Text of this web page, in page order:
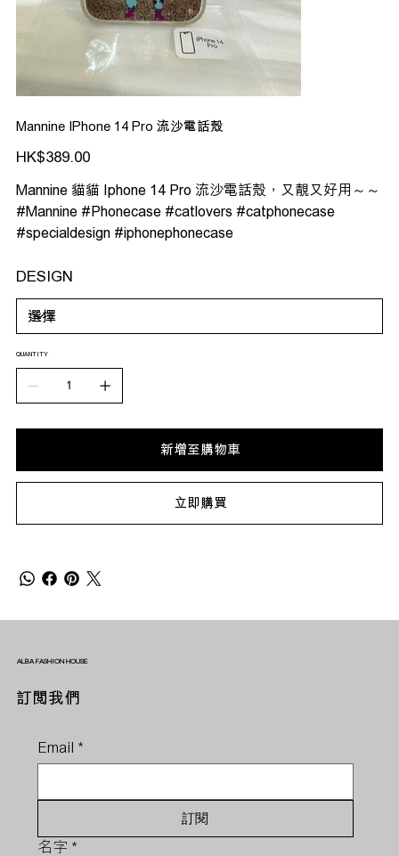
Mannine IPhone 14 Pro 流沙電話殼
價
格HK$389.00
Mannine 貓貓 Iphone 14 Pro 流沙電話殼，又靚又好用～～
#Mannine #Phonecase #catlovers #catphonecase
#specialdesign #iphonephonecase
DESIGN
QUANTITY
新增至購物車
立即購買
ALBA FASHION HOUSE
訂閱我們
Email *
訂閱
名字 *